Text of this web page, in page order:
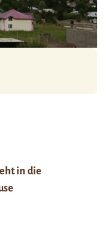
in die